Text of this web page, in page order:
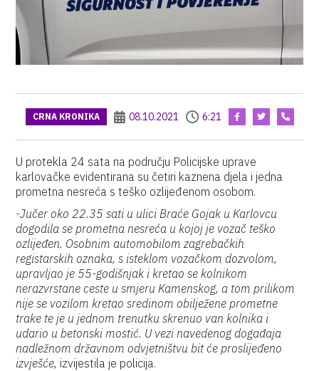
CRNA KRONIKA 08.10.2021 6:21
U protekla 24 sata na području Policijske uprave
karlovačke evidentirana su četiri kaznena djela i jedna
prometna nesreća s teško ozlijeđenom osobom.
-Jučer oko 22.35 sati u ulici Braće Gojak u Karlovcu
dogodila se prometna nesreća u kojoj je vozač teško
ozlijeđen. Osobnim automobilom zagrebačkih
registarskih oznaka, s isteklom vozačkom dozvolom,
upravljao je 55-godišnjak i kretao se kolnikom
nerazvrstane ceste u smjeru Kamenskog, a tom prilikom
nije se vozilom kretao sredinom obilježene prometne
trake te je u jednom trenutku skrenuo van kolnika i
udario u betonski mostić. U vezi navedenog događaja
nadležnom državnom odvjetništvu bit će proslijeđeno
izvješće, izvijestila je policija.